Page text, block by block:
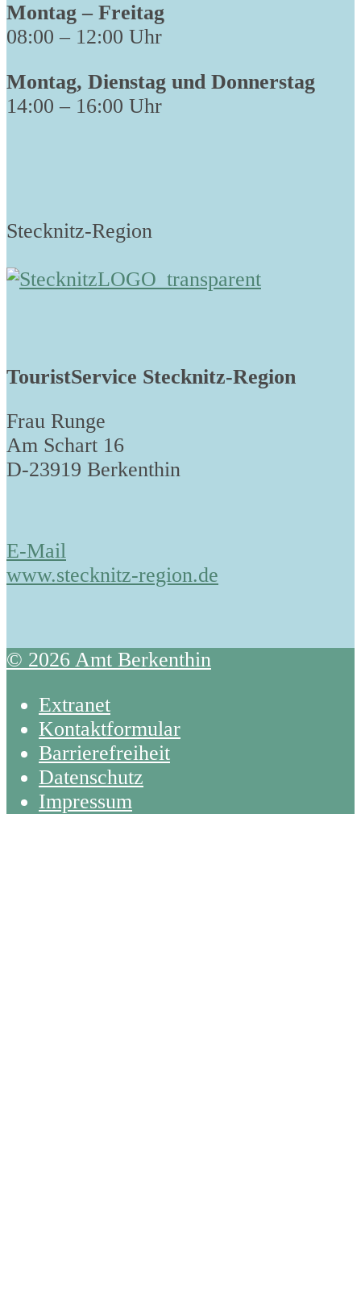
Montag – Freitag
08:00 – 12:00 Uhr
Montag, Dienstag und Donnerstag
14:00 – 16:00 Uhr
Stecknitz-Region
TouristService Stecknitz-Region
Frau Runge
Am Schart 16
D-23919 Berkenthin
E-Mail
www.stecknitz-region.de
© 2026 Amt Berkenthin
Extranet
Kontaktformular
Barrierefreiheit
Datenschutz
Impressum